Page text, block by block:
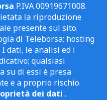
P.IVA 00919671008.
la riproduzione
presente sul sito.
di Teleborsa; hosting
dati, le analisi ed i
qualsiasi
su di essi è presa
e a proprio rischio.
dei dati .